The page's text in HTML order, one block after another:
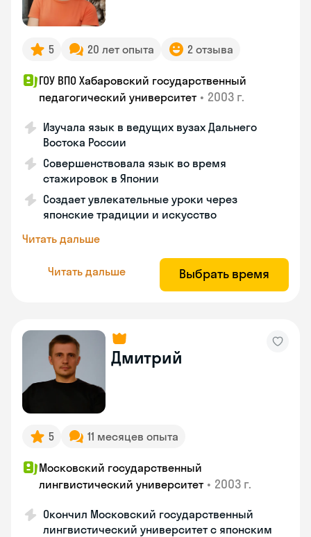
5 20 лет опыта 2 отзыва
ГОУ ВПО Хабаровский государственный
педагогический университет • 2003 г.
Изучала язык в ведущих вузах Дальнего
Востока России
Совершенствовала язык во время
стажировок в Японии
Создает увлекательные уроки через
японские традиции и искусство
Читать дальше
Читать дальше Выбрать время
Дмитрий
5 11 месяцев опыта
Московский государственный
лингвистический университет • 2003 г.
Окончил Московский государственный
лингвистический университет с японским